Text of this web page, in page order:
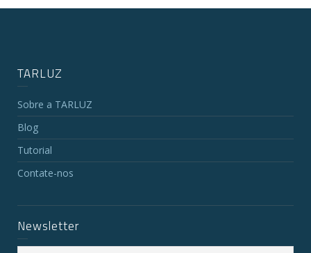
TARLUZ
Sobre a TARLUZ
Blog
Tutorial
Contate-nos
Newsletter